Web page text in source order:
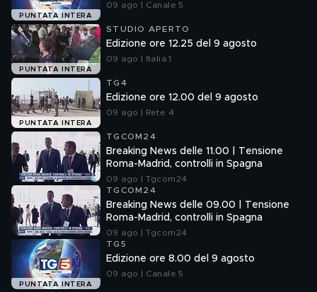
PUNTATA INTERA
09 ago | Canale 5
PUNTATA INTERA
STUDIO APERTO
Edizione ore 12.25 del 9 agosto
09 ago | Italia 1
PUNTATA INTERA
TG4
Edizione ore 12.00 del 9 agosto
09 ago | Rete 4
TGCOM24
Breaking News delle 11.00 | Tensione
Roma-Madrid, controlli in Spagna
09 ago | Tgcom24
TGCOM24
Breaking News delle 09.00 | Tensione
Roma-Madrid, controlli in Spagna
09 ago | Tgcom24
PUNTATA INTERA
TG5
Edizione ore 8.00 del 9 agosto
09 ago | Canale 5